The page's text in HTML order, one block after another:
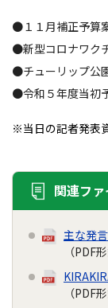
●１１月補正予算
●新型コロナワク
●チューリップ公
●令和５年度当初
※当日の記者発表
関連フ
主な発
（PDF
（PDF